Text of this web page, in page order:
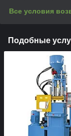
Все условия
Подобные